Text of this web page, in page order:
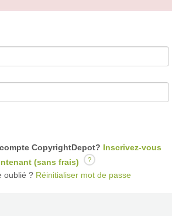
CopyrightDepot? Inscrivez-vous
(sans frais)
?
oublié ?Réinitialiser mot de passe